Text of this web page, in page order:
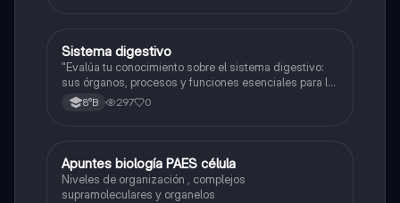
Biología
Sistema digestivo
"Evalúa tu conocimiento sobre el sistema digestivo:
sus órganos, procesos y funciones esenciales para la
nutrición."
8°B 297 0
Biología
Apuntes biología PAES célula
Niveles de organización , complejos
supramoleculares y organelos